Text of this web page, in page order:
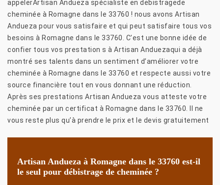
appelerArtisan Andueza spécialiste en debistragede
cheminée à Romagne dans le 33760 ! nous avons Artisan
Andueza pour vous satisfaire et qui peut satisfaire tous vos
besoins à Romagne dans le 33760. C’est une bonne idée de
confier tous vos prestation s à Artisan Anduezaqui a déjà
montré ses talents dans un sentiment d’améliorer votre
cheminée à Romagne dans le 33760 et respecte aussi votre
source financière tout en vous donnant une réduction.
Après ses prestations Artisan Andueza vous atteste votre
cheminée par un certificat à Romagne dans le 33760. Il ne
vous reste plus qu’à prendre le prix et le devis gratuitement
Artisan Andueza à Romagne dans le 33760 est-il
le seul pour débistrage de cheminée ?